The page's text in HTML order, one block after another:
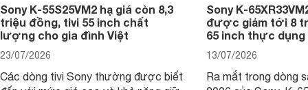
Sony K-55S25VM2 hạ giá còn 8,3
triệu đồng, tivi 55 inch chất
lượng cho gia đình Việt
23/07/2026
Các dòng tivi Sony thường được biết
Sony K-
được giảm tới 8
65 inch thực
13/07/2026
Ra mắt trong dòng